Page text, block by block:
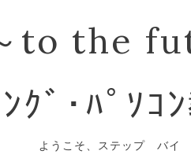
to the
ｸﾞ･ﾊﾟｿｺ
ようこそ、ステップ バ